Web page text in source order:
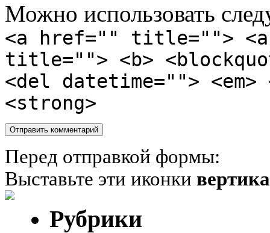
Можно использовать
<a href="" title="">
title=""> <b>
<del datetime="">
<strong>
Перед отправкой формы:
Выставьте эти иконки
Рубрики